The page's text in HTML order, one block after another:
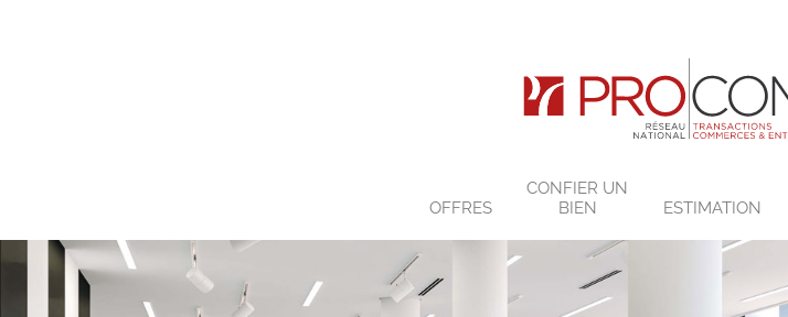
OFFRES
CONFIER UN
BIEN
ESTIMATION